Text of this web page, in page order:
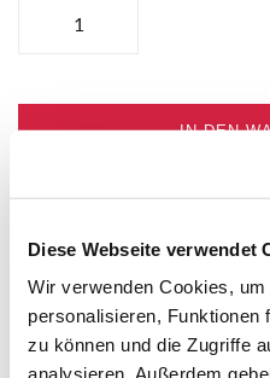
Diese Webseite verwendet
Wir verwenden Cookies,
personalisieren, Funktionen
zu können und die Zugriffe
analysieren. Außerdem
IN DEN
Schenke deinem Baby einen
ersten Greifversuche. Der